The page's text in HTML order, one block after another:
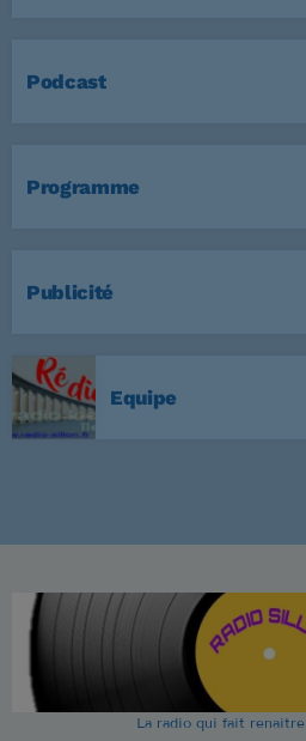
Podcast
Programme
Publicité
Equipe
La radio qui fait